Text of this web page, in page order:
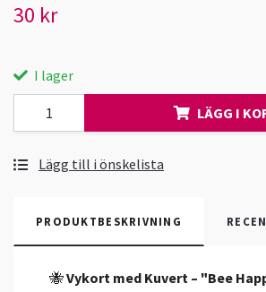
30 kr
I lager
LÄGG I
Lägg till i önskelista
PRODUKTBESKRIVNING
🐝Vykort med Kuvert – "Bee